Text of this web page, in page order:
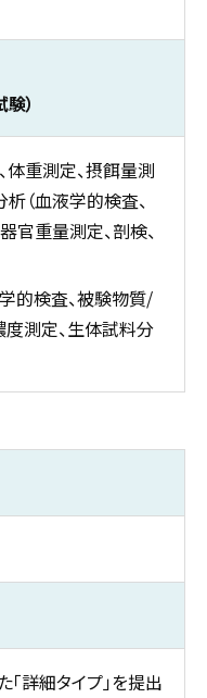
）
体重測定、摂餌量測
（血液学的検査、
官重量測定、剖検、
的検査、被験物質/
測定、生体試料分
「詳細タイプ」を提出